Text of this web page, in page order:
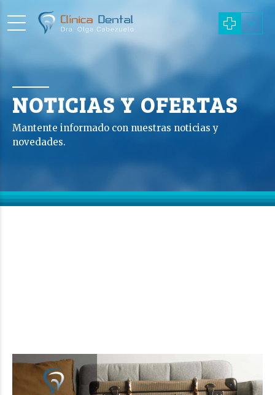
NOTICIAS Y OFERTAS
Mantente informado con nuestras noticias y
novedades.